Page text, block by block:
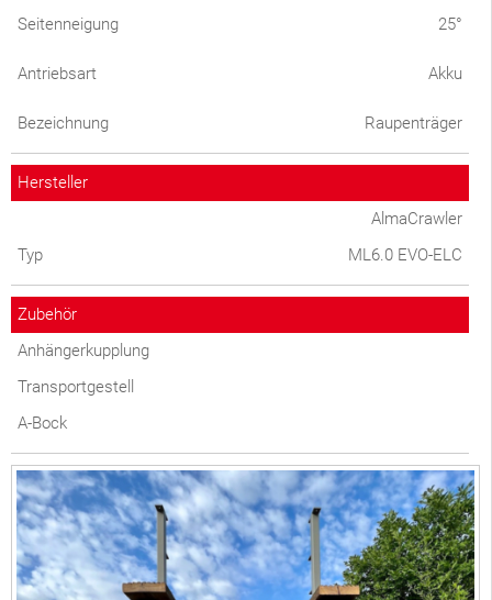
Seitenneigung
25°
Antriebsart Akku
Bezeichnung Raupenträger
Hersteller
AlmaCrawler
Typ
ML6.0 EVO-ELC
Zubehör
Anhängerkupplung
Transportgestell
A-Bock